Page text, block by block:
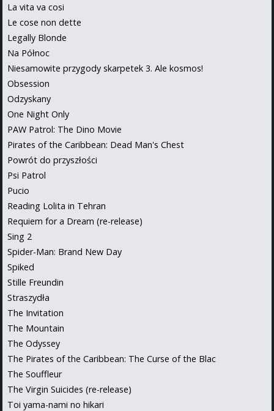
La vita va cosi
Le cose non dette
Legally Blonde
Na Północ
Niesamowite przygody skarpetek 3. Ale kosmos!
Obsession
Odzyskany
One Night Only
PAW Patrol: The Dino Movie
Pirates of the Caribbean: Dead Man's Chest
Powrót do przyszłości
Psi Patrol
Pucio
Reading Lolita in Tehran
Requiem for a Dream (re-release)
Sing 2
Spider-Man: Brand New Day
Spiked
Stille Freundin
Straszydła
The Invitation
The Mountain
The Odyssey
The Pirates of the Caribbean: The Curse of the Blac
The Souffleur
The Virgin Suicides (re-release)
Toi yama-nami no hikari